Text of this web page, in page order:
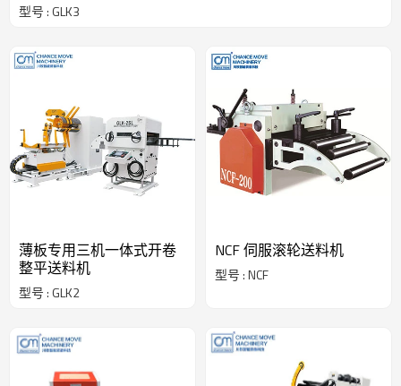
型号 : GLK3
薄板专用三机一体式开卷
整平送料机
型号 : GLK2
NCF 伺服滚轮送料机
型号 : NCF